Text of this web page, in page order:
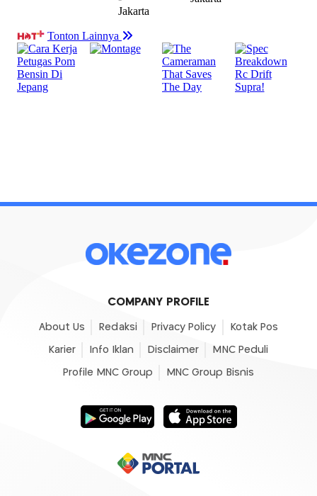
COMPANY PROFILE
About Us Redaksi Privacy Policy Kotak Pos
Karier Info Iklan Disclaimer MNC Peduli
Profile MNC Group MNC Group Bisnis